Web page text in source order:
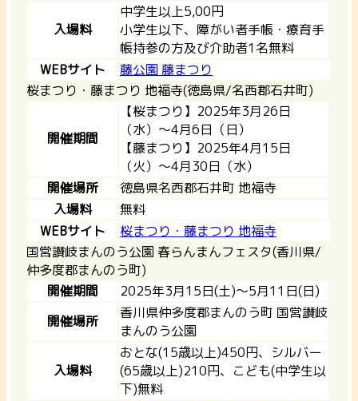
入場料
中学生以上5,00円
小学生以下、障がい者手帳・療育手
帳持参の方及び介助者1名無料
WEBサイト
藤公園 藤まつり
桜まつり・藤まつり 地福寺(徳島県/名西郡石井町)
開催期間
【桜まつり】2025年3月26日
（水）～4月6日（日）
【藤まつり】2025年4月15日
（火）～4月30日（水）
開催場所
徳島県名西郡石井町 地福寺
入場料
無料
WEBサイト
桜まつり・藤まつり 地福寺
国営讃岐まんのう公園 春らんまんフェスタ(香川県/
仲多度郡まんのう町)
開催期間
2025年3月15日(土)～5月11日(日)
開催場所
香川県仲多度郡まんのう町 国営讃岐
まんのう公園
入場料
おとな(15歳以上)450円、シルバー
(65歳以上)210円、こども(中学生以
下)無料